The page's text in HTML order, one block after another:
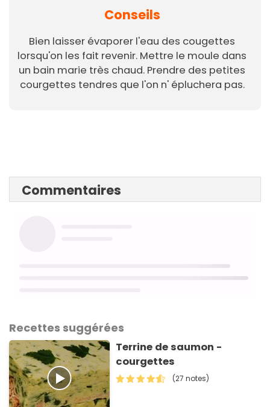
Conseils
Bien laisser évaporer l'eau des cougettes
lorsqu'on les fait revenir. Mettre le moule dans
un bain marie très chaud. Prendre des petites
courgettes tendres que l'on n' épluchera pas.
Commentaires
Recettes suggérées
Terrine de saumon -
courgettes
(27 notes)